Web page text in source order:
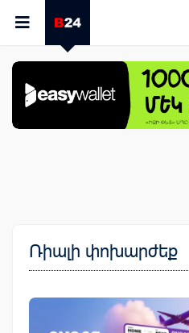
Ռիալի փոխարժեք